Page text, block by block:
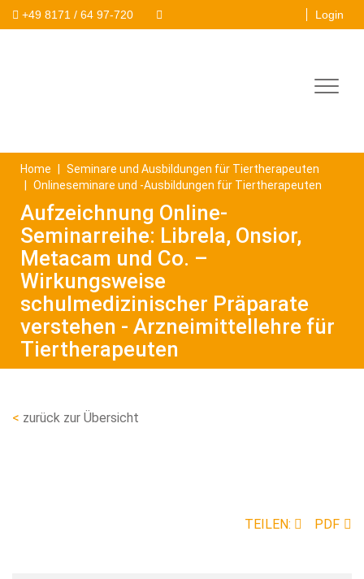
Direkt
zum
Search
+49 8171 / 64 97-720 Login
Home
Seminare und Ausbildungen für Tiertherapeuten
Onlineseminare und -Ausbildungen für Tiertherapeuten
Aufzeichnung Online-
Seminarreihe: Librela, Onsior,
Metacam und Co. –
Wirkungsweise
schulmedizinischer Präparate
verstehen - Arzneimittellehre für
Tiertherapeuten
zurück zur Übersicht
TEILEN: PDF